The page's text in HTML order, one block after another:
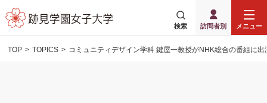
検索 訪問者別 メニュー
TOP TOPICS コミュニティデザイン学科 鍵屋一教授がNHK総合の番組に出